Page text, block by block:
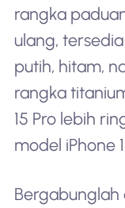
rangka
ulang,
putih, hitam,
rangka
15 Pro lebih
model iPhone
Bergabunglah